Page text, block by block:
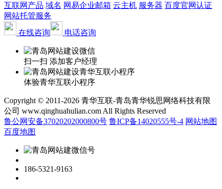
互联网产品 域名 网易企业邮箱 云主机 服务器 百度官网认证
网站托管服务
在线咨询
电话咨询
扫一扫 添加客户经理
体验青华互联小程序
Copyright © 2011-2026 青华互联-青岛青华锐思网络科技有限
公司 www.qinghuahulian.com All Rights Reserved
鲁公网安备37020202000800号 鲁ICP备14020555号-4 网站地图
百度地图
186-5321-9163